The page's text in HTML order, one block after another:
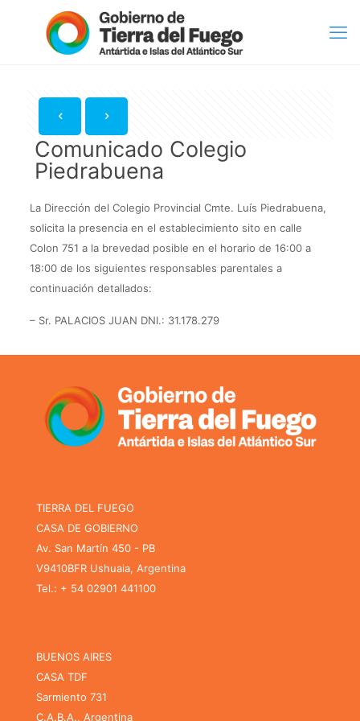
Comunicado Colegio
Piedrabuena
La Dirección del Colegio Provincial Cmte. Luís Piedrabuena,
solicita la presencia en el establecimiento sito en calle
Colon 751 a la brevedad posible en el horario de 16:00 a
18:00 de los siguientes responsables parentales a
continuación detallados:
– Sr. PALACIOS JUAN DNI.: 31.178.279
TIERRA DEL FUEGO
CASA DE GOBIERNO
Av. San Martín 450 - PB
V9410BFR Ushuaia, Argentina
Tel.: + 54 02901 441100
BUENOS AIRES
CASA TDF
Sarmiento 731
C.A.B.A., Argentina